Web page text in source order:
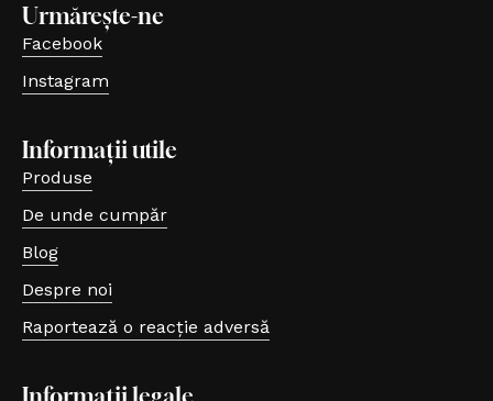
Urmărește-ne
Facebook
(se deschide într-o filă nouă, link extern)
Instagram
(se deschide într-o filă nouă, link extern)
Informații utile
Produse
De unde cumpăr
Blog
Despre noi
Raportează o reacție adversă
(se deschide într-o filă nouă, link extern)